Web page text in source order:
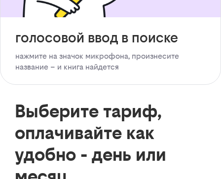
голосовой ввод в поиске
нажмите на значок микрофона, произнесите
название – и книга найдется
Выберите тариф,
оплачивайте как
удобно - день или